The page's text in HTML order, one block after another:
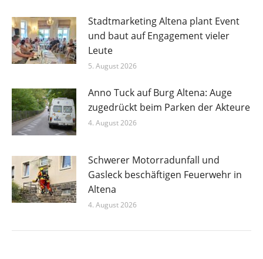
Stadtmarketing Altena plant Event
und baut auf Engagement vieler
Leute
5. August 2026
Anno Tuck auf Burg Altena: Auge
zugedrückt beim Parken der Akteure
4. August 2026
Schwerer Motorradunfall und
Gasleck beschäftigen Feuerwehr in
Altena
4. August 2026